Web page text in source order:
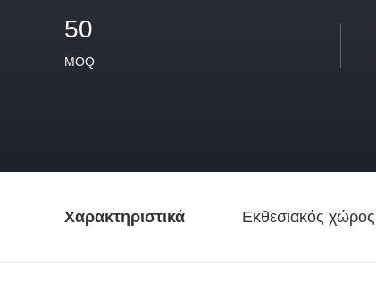
50
MOQ
Χαρακτηριστικά Εκθεσιακός χώρος